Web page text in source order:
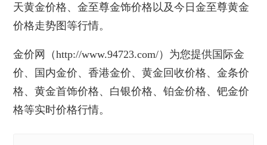
天黄金价格、金至尊金饰价格以及今日金至尊黄金
价格走势图等行情。
金价网
（http://www.94723.com/）为您提供国际金
价、国内金价、香港金价、黄金回收价格、金条价
格、黄金首饰价格、白银价格、铂金价格、钯金价
格等实时价格行情。